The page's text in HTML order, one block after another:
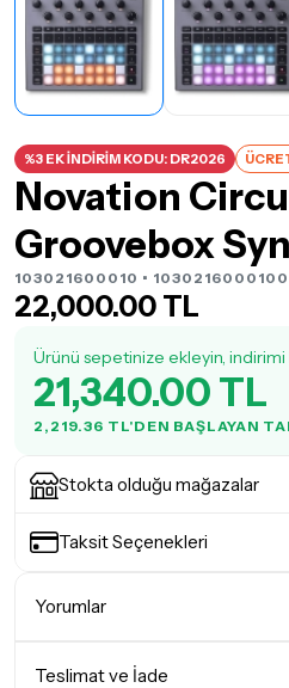
%3 EK İNDİRİM KODU: DR2026
Novation
Groovebox
103021600010 • 1030216000100
22,000.00 TL
Ürünü sepetinize ekleyin, indirimi
21,340.00 TL
2,219.36 TL'DEN BAŞLAYAN
Stokta olduğu mağazalar
Taksit Seçenekleri
Yorumlar
Teslimat ve İade